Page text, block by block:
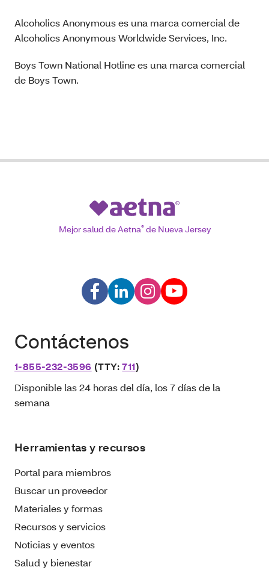
Alcoholics Anonymous es una marca comercial de
Alcoholics Anonymous Worldwide Services, Inc.
Boys Town National Hotline es una marca comercial
de Boys Town.
Mejor salud de Aetna®de Nueva Jersey
Contáctenos
1-855-232-3596 (TTY:711)
Disponible las 24 horas del día, los 7 días de la
semana
Herramientas y recursos
Portal para miembros
Buscar un proveedor
Materiales y formas
Recursos y servicios
Noticias y eventos
Salud y bienestar